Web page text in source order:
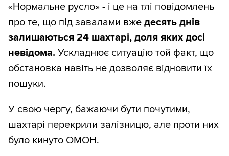
«Нормальне русло» - і це на тлі повідомлень
про те, що під завалами вже десять днів
залишаються 24 шахтарі, доля яких досі
невідома. Ускладнює ситуацію той факт, що
обстановка навіть не дозволяє відновити їх
пошуки.
У свою чергу, бажаючи бути почутими,
шахтарі перекрили залізницю, але проти них
було кинуто ОМОН.